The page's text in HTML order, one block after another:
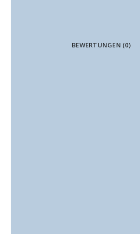
BEWERTUNGEN (0)